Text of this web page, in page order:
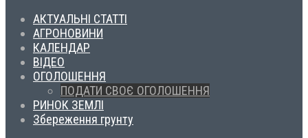
АКТУАЛЬНІ СТАТТІ
АГРОНОВИНИ
КАЛЕНДАР
ВІДЕО
ОГОЛОШЕННЯ
ПОДАТИ СВОЄ ОГОЛОШЕННЯ
РИНОК ЗЕМЛІ
Збереження грунту